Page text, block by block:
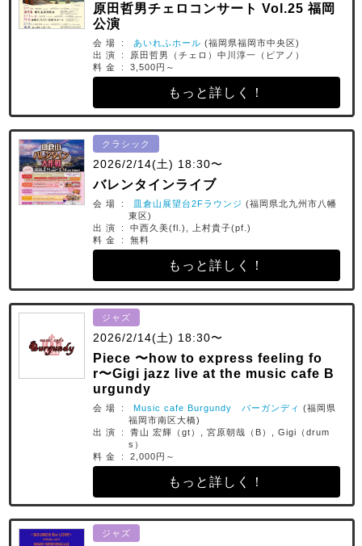
原田哲男チェロコンサート Vol.25 福岡
公演
会 場 : あいれふホール (福岡県福岡市中央区)
出 演 : 原田哲男（チェロ）中川淳一（ピアノ）
料 金 : 3,500円～
もっと詳しく！
クラシック
2026/2/14(土) 18:30〜
バレンタインライブ
会 場 : 皿倉山展望台2Fラウンジ (福岡県北九州市八幡
東区)
出 演 : 中西久美(fl.), 上村貴子(pf.)
料 金 : 無料
もっと詳しく！
ジャズ
2026/2/14(土) 18:30〜
Piece 〜how to express feeling fo
r〜Gigi jazz live at the music cafe B
urgundy
会 場 : Music cafe Burgundy バーガンディ (福岡県
福岡市南区大橋)
出 演 : 青山 宏輝（gt）, 宮原朝哉（B）, Gigi（drum
s）
料 金 : 2,000円～
もっと詳しく！
ジャズ